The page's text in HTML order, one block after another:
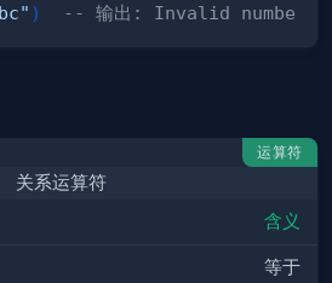
) -- 输出: Invalid number:
运算符
关系运算符
含义
等于